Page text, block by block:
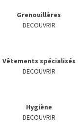
Grenouillères
DECOUVRIR
Vêtements spécialisés
DECOUVRIR
Hygiène
DECOUVRIR